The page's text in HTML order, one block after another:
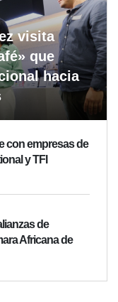
visita
que
hacia
con empresas de
y TFI
de
Africana de